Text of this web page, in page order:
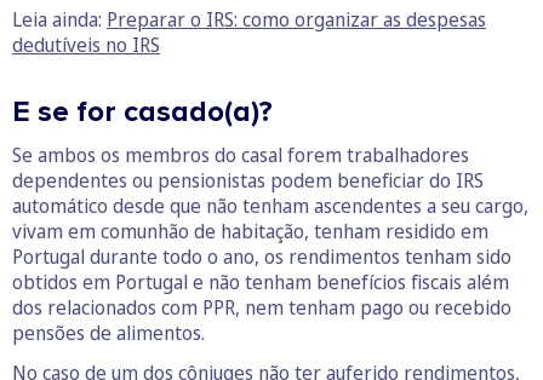
Leia ainda: Preparar o IRS: como organizar as despesas
dedutíveis no IRS
E se for casado(a)?
Se ambos os membros do casal forem trabalhadores
dependentes ou pensionistas podem beneficiar do IRS
automático desde que não tenham ascendentes a seu cargo,
vivam em comunhão de habitação, tenham residido em
Portugal durante todo o ano, os rendimentos tenham sido
obtidos em Portugal e não tenham benefícios fiscais além
dos relacionados com PPR, nem tenham pago ou recebido
pensões de alimentos.
No caso de um dos cônjuges não ter auferido rendimentos,